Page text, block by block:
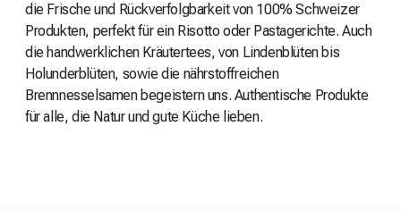
die Frische und Rückverfolgbarkeit von 100% Schweizer
Produkten, perfekt für ein Risotto oder Pastagerichte. Auch
die handwerklichen Kräutertees, von Lindenblüten bis
Holunderblüten, sowie die nährstoffreichen
Brennnesselsamen begeistern uns. Authentische Produkte
für alle, die Natur und gute Küche lieben.